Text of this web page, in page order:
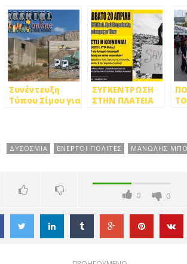
Συνέντευξη
Τύπου Σίμου για
ΣΥΓΚΕΝΤΡΩΣΗ
ΣΤΗΝ ΠΛΑΤΕΙΑ
ΔΥΣΟΣΜΙΑ ΕΝΕΡΓΟΙ ΠΟΛΙΤΕΣ ΜΑΝΩΛΗΣ
0 0